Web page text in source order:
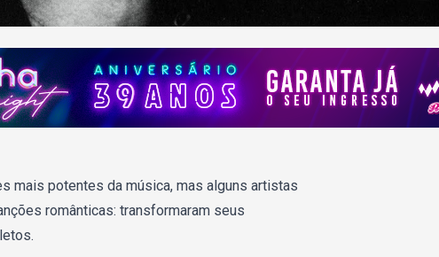
mais potentes da música, mas alguns artistas
românticas: transformaram seus